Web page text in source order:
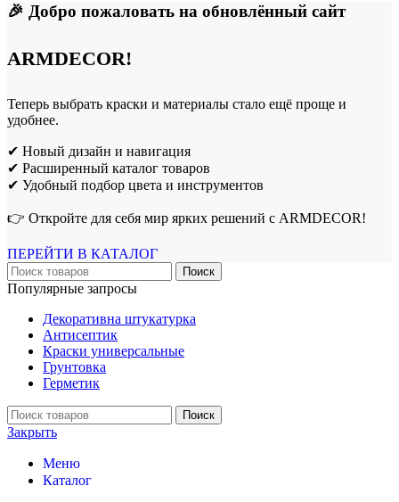
🎉 Добро пожаловать на обновлённый сайт
ARMDECOR!
Теперь выбрать краски и материалы стало ещё проще и
удобнее.
✔ Новый дизайн и навигация
✔ Расширенный каталог товаров
✔ Удобный подбор цвета и инструментов
👉 Откройте для себя мир ярких решений с ARMDECOR!
ПЕРЕЙТИ В КАТАЛОГ
Поиск
Популярные запросы
Декоративна штукатурка
Антисептик
Краски универсальные
Грунтовка
Герметик
Поиск
Закрыть
Меню
Каталог